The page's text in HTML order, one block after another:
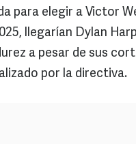
para elegir a Victor
llegarían Dylan
a pesar de sus
por la directiva.